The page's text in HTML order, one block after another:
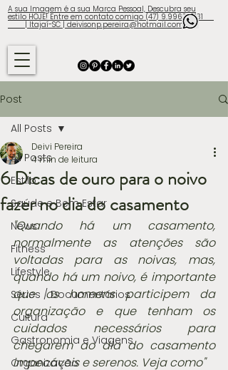
A sua Imagem é a sua Marca Pessoal, Descubra seu
estilo HOJE! Entre em contato comigo (47) 9.9960-3131
| Itajaí-SC | deivisonp.pereira@hotmail.com
Post
All Posts
Estilo
Saúde e Bem Estar
News
Fitness
Lifestyle
Séries / Documentários
Cultura
Gastronomia e Viagens
Organização
All Posts
6 Dicas de ouro para o noivo
fazer no dia do casamento
Deivi Pereira
4 min de leitura
"Quando há um casamento,
normalmente as atenções são
voltadas para as noivas, mas,
quando há um noivo, é importante
que os homens participem da
organização e que tenham os
cuidados necessários para
chegarem ao dia do casamento
impecáveis e serenos. Veja como"